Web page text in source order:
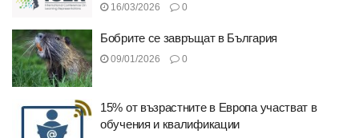
16/03/2026 0
Бобрите се завръщат в България
09/01/2026 0
15% от възрастните в Eвропа участват в
обучения и квалификации